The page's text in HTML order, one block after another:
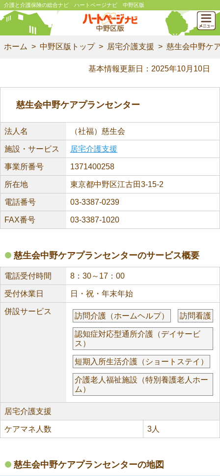
介護と介護保険の総合ナビ ハートページナビ 中野区版
ホーム 中野区版トップ 居宅介護支援 慈生会中野ケ
基本情報更新日：2025年10月10日
慈生会中野ケアプランセンター
法人名 （社福）慈生会
施設・サービス 居宅介護支援
事業所番号 1371400258
所在地 東京都中野区江古田3-15-2
電話番号 03-3387-0239
FAX番号 03-3387-1020
慈生会中野ケアプランセンターのサービス概要
電話受付時間 8：30～17：00
受付休業日 日・祝・年末年始
併設サービス
訪問介護（ホームヘルプ） 訪問看護
認知症対応型通所介護（デイサービ
ス）
短期入所生活介護（ショートステイ）
介護老人福祉施設（特別養護老人ホー
ム）
居宅介護支援
ケアマネ人数 3人
慈生会中野ケアプランセンターの地図